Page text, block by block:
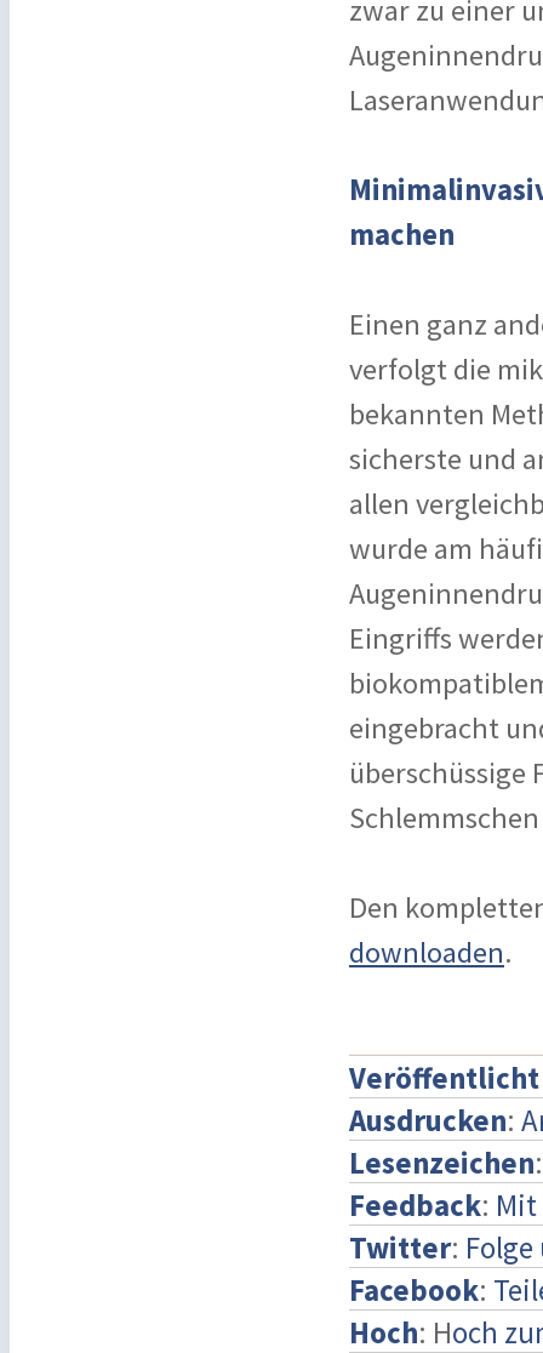
zwar zu einer
machen
Einen ganz
verfolgt die
bekannten
sicherste und
allen
wurde am
Eingriffs
eingebracht
überschüssige
Den
downloaden.
Veröffentlicht
Ausdrucken:
Lesenzeichen
Feedback:
Twitter:
Facebook:
Hoch: Hoch